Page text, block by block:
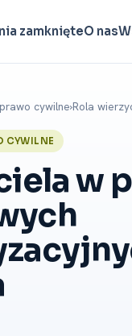
zamknięteO nas
cywilne›Rola
CYWILNE
w